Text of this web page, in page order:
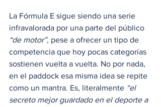
La Fórmula E sigue siendo una serie
infravalorada por una parte del público
“de motor”, pese a ofrecer un tipo de
competencia que hoy pocas categorías
sostienen vuelta a vuelta. No por nada,
en el paddock esa misma idea se repite
como un mantra. Es, literalmente “el
secreto mejor guardado en el deporte a